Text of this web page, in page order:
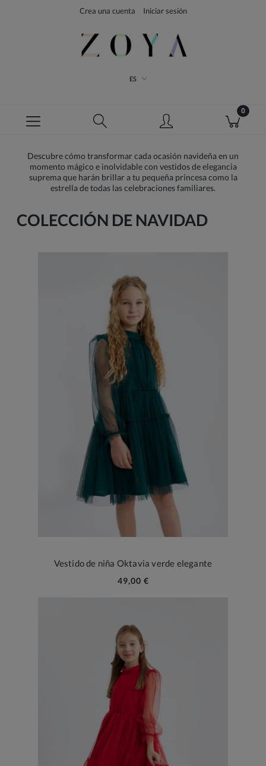
Crea una cuenta Iniciar sesión
ES
Descubre cómo transformar cada ocasión navideña en un
momento mágico e inolvidable con vestidos de elegancia
suprema que harán brillar a tu pequeña princesa como la
estrella de todas las celebraciones familiares.
COLECCIÓN DE NAVIDAD
Vestido de niña Oktavia verde elegante
49,00 €